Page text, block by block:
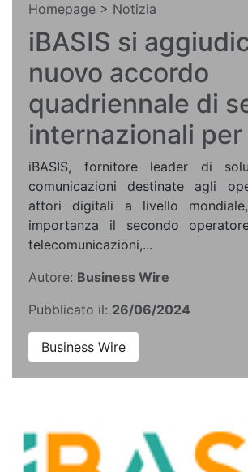
Homepage > Notizia
iBASIS si
nuovo accordo
quadriennale di
internazionali per
iBASIS, fornitore leader di
comunicazioni destinate agli
attori digitali a livello
importanza il secondo
telecomunicazioni,...
Autore: Business Wire
Pubblicato il: 26/06/2024
Business Wire